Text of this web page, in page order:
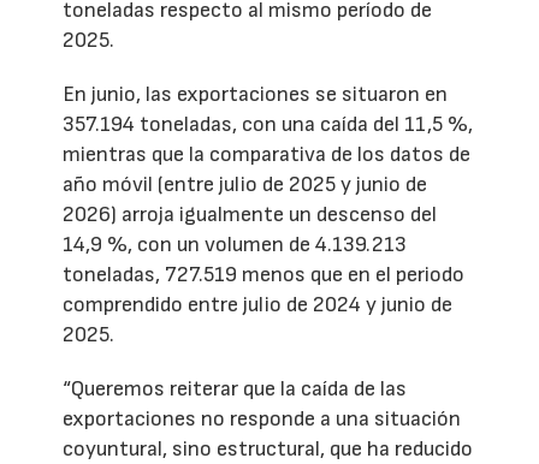
toneladas respecto al mismo período de
2025.
En junio, las exportaciones se situaron en
357.194 toneladas, con una caída del 11,5 %,
mientras que la comparativa de los datos de
año móvil (entre julio de 2025 y junio de
2026) arroja igualmente un descenso del
14,9 %, con un volumen de 4.139.213
toneladas, 727.519 menos que en el periodo
comprendido entre julio de 2024 y junio de
2025.
“Queremos reiterar que la caída de las
exportaciones no responde a una situación
coyuntural, sino estructural, que ha reducido